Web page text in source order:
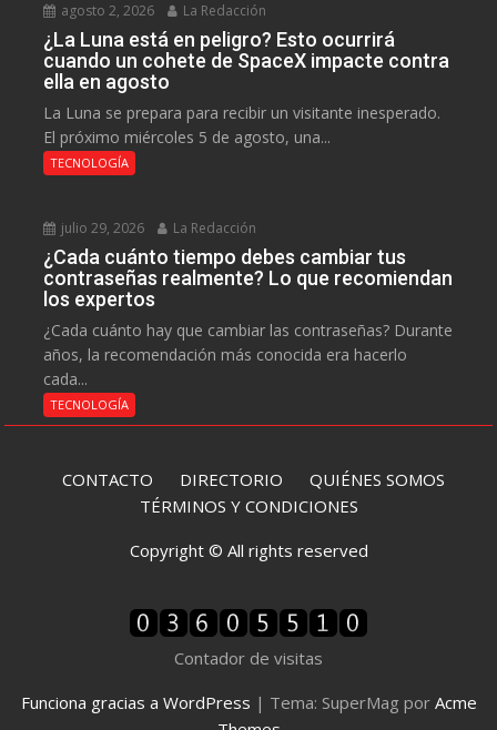
agosto 2, 2026 La Redacción
¿La Luna está en peligro? Esto ocurrirá
cuando un cohete de SpaceX impacte contra
ella en agosto
La Luna se prepara para recibir un visitante inesperado.
El próximo miércoles 5 de agosto, una...
TECNOLOGÍA
julio 29, 2026 La Redacción
¿Cada cuánto tiempo debes cambiar tus
contraseñas realmente? Lo que recomiendan
los expertos
¿Cada cuánto hay que cambiar las contraseñas? Durante
años, la recomendación más conocida era hacerlo
cada...
TECNOLOGÍA
CONTACTO DIRECTORIO QUIÉNES SOMOS
TÉRMINOS Y CONDICIONES
Copyright © All rights reserved
Contador de visitas
Funciona gracias a WordPress | Tema: SuperMag por Acme